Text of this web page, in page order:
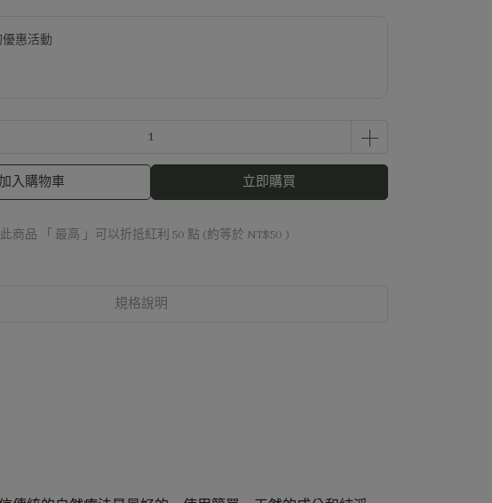
惠活動
加入購物車 立即購買
此商品 「 最高 」可以折抵紅利 50 點 (約等於 NT$50 )
規格說明